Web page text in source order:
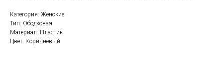
Категория: Женские
Тип: Ободковая
Материал: Пластик
Цвет: Коричневый